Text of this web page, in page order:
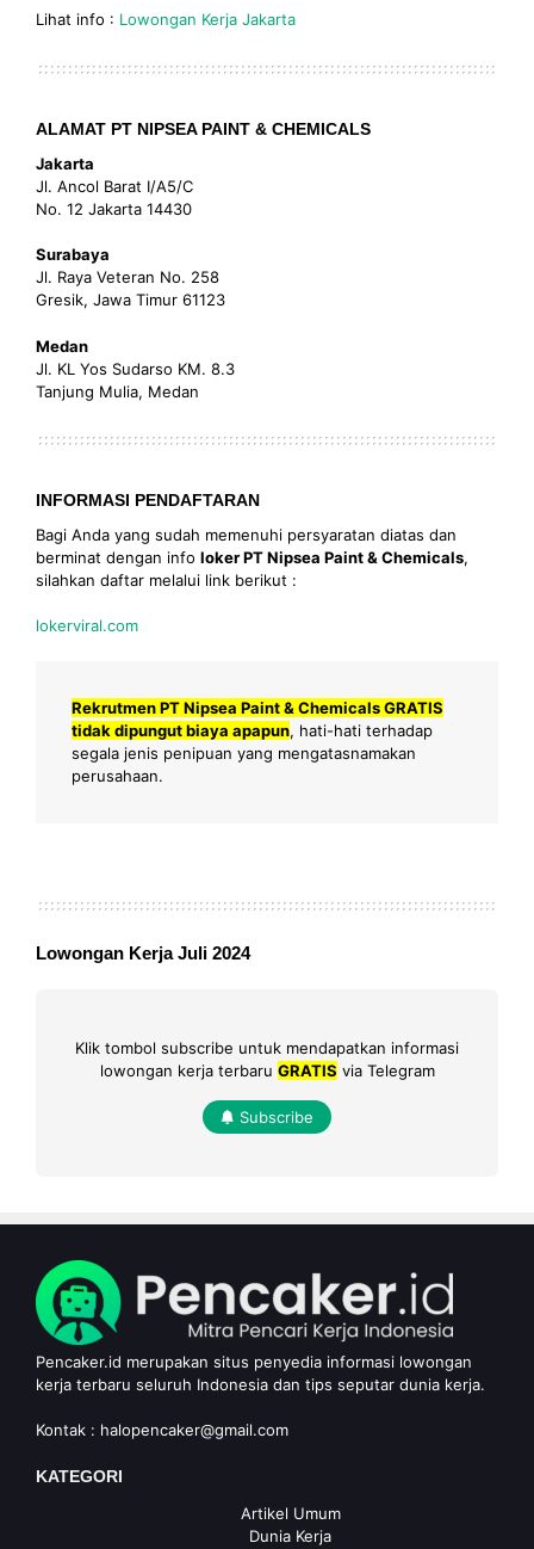
Lihat info : Lowongan Kerja Jakarta
ALAMAT PT NIPSEA PAINT & CHEMICALS
Jakarta
Jl. Ancol Barat I/A5/C
No. 12 Jakarta 14430
Surabaya
Jl. Raya Veteran No. 258
Gresik, Jawa Timur 61123
Medan
Jl. KL Yos Sudarso KM. 8.3
Tanjung Mulia, Medan
INFORMASI PENDAFTARAN
Bagi Anda yang sudah memenuhi persyaratan diatas dan
berminat dengan info loker PT Nipsea Paint & Chemicals,
silahkan daftar melalui link berikut :
lokerviral.com
Rekrutmen PT Nipsea Paint & Chemicals GRATIS
tidak dipungut biaya apapun, hati-hati terhadap
segala jenis penipuan yang mengatasnamakan
perusahaan.
Lowongan Kerja Juli 2024
Klik tombol subscribe untuk mendapatkan informasi
lowongan kerja terbaru GRATIS via Telegram
Subscribe
Pencaker.id merupakan situs penyedia informasi lowongan
kerja terbaru seluruh Indonesia dan tips seputar dunia kerja.
Kontak : halopencaker@gmail.com
KATEGORI
Artikel Umum
Dunia Kerja